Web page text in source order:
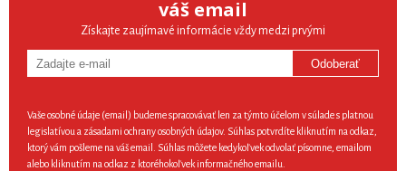
váš email
Získajte zaujímavé informácie vždy medzi prvými
Odoberať
Vaše osobné údaje (email) budeme spracovávať len za týmto účelom v súlade s platnou
legislatívou a zásadami ochrany osobných údajov. Súhlas potvrdíte kliknutím na odkaz,
ktorý vám pošleme na váš email. Súhlas môžete kedykoľvek odvolať písomne, emailom
alebo kliknutím na odkaz z ktoréhokoľvek informačného emailu.